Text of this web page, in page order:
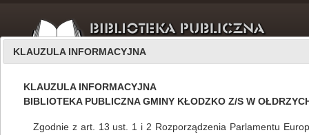
KLAUZULA INFORMACYJNA
KLAUZULA INFORMACYJNA
BIBLIOTEKA PUBLICZNA GMINY KŁODZKO Z/S W
Zgodnie z art. 13 ust. 1 i 2 Rozporządzenia Parlamentu